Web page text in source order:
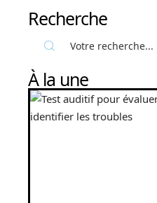
Recherche
À la une